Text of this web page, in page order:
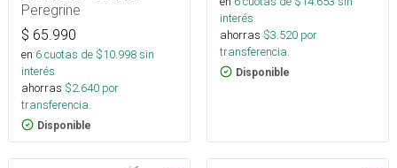
Peregrine
$ 65.990
en 6cuotas de $10.998sin
interés
ahorras $2.640 por
transferencia.
Disponible
interés
ahorras $3.520 por
transferencia.
Disponible